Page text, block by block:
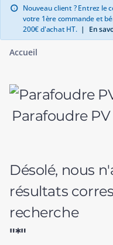
info Nouveau client ? Entrez le
votre 1ère commande et
200€ d'achat HT. | En
Accueil
Parafoudre
Désolé, nous
résultats
recherche
"*"